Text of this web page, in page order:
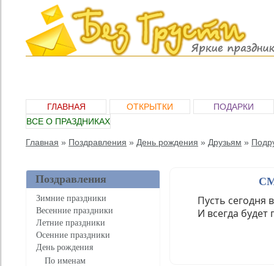
ГЛАВНАЯ ОТКРЫТКИ
ПОДАРКИ
ВСЕ О ПРАЗДНИКАХ
Главная » Поздравления » День рождения » Друзьям »
Поздравления
Зимние праздники
Весенние праздники
Летние праздники
Осенние праздники
День рождения
По именам
Пусть сегодня
И всегда будет